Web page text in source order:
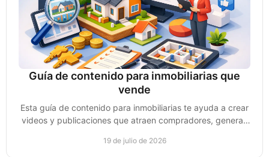
Guía de contenido para inmobiliarias que
vende
Esta guía de contenido para inmobiliarias te ayuda a crear
videos y publicaciones que atraen compradores, generan
19 de julio de 2026